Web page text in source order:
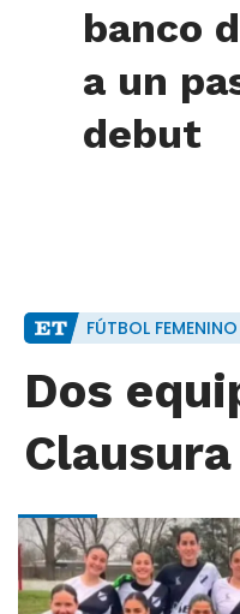
banco
a un
debut
FÚTBOL
Dos
Clausura